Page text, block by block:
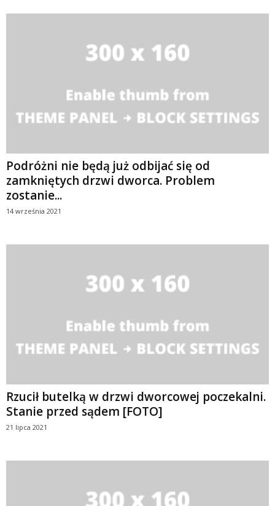
Podróżni nie będą już odbijać się od
zamkniętych drzwi dworca. Problem
zostanie...
14 września 2021
Rzucił butelką w drzwi dworcowej poczekalni.
Stanie przed sądem [FOTO]
21 lipca 2021